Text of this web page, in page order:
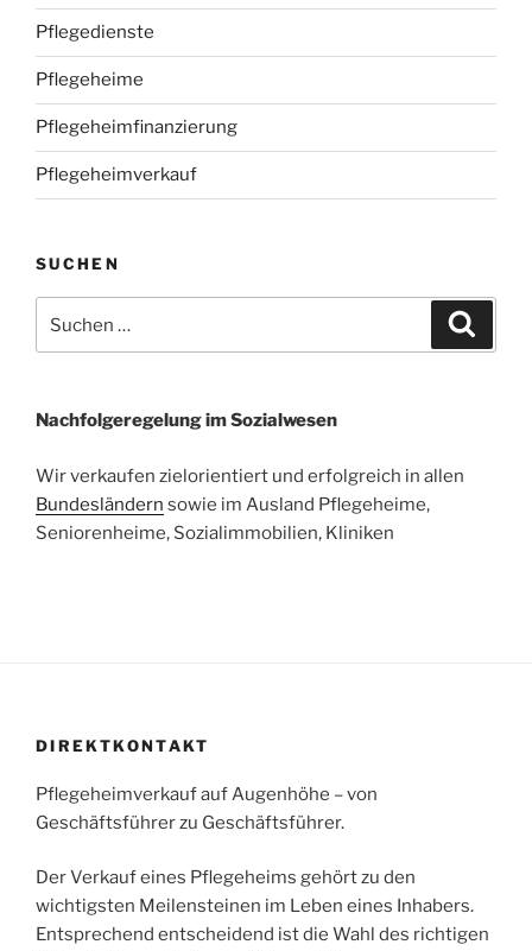
Pflegedienste
Pflegeheime
Pflegeheimfinanzierung
Pflegeheimverkauf
SUCHEN
nach:
Nachfolgeregelung im Sozialwesen
Wir verkaufen zielorientiert und erfolgreich in allen
Bundesländern sowie im Ausland Pflegeheime,
Seniorenheime, Sozialimmobilien, Kliniken
DIREKTKONTAKT
Pflegeheimverkauf auf Augenhöhe – von
Geschäftsführer zu Geschäftsführer.
Der Verkauf eines Pflegeheims gehört zu den
wichtigsten Meilensteinen im Leben eines Inhabers.
Entsprechend entscheidend ist die Wahl des richtigen